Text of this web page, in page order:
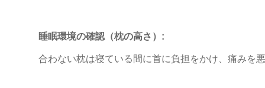
睡眠環境の確認（枕の高さ）:
合わない枕は寝ている間に首に負担をかけ、痛みを